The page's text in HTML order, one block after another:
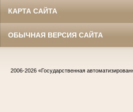
КАРТА САЙТА
ОБЫЧНАЯ ВЕРСИЯ САЙТА
2006-2026 «Государственная